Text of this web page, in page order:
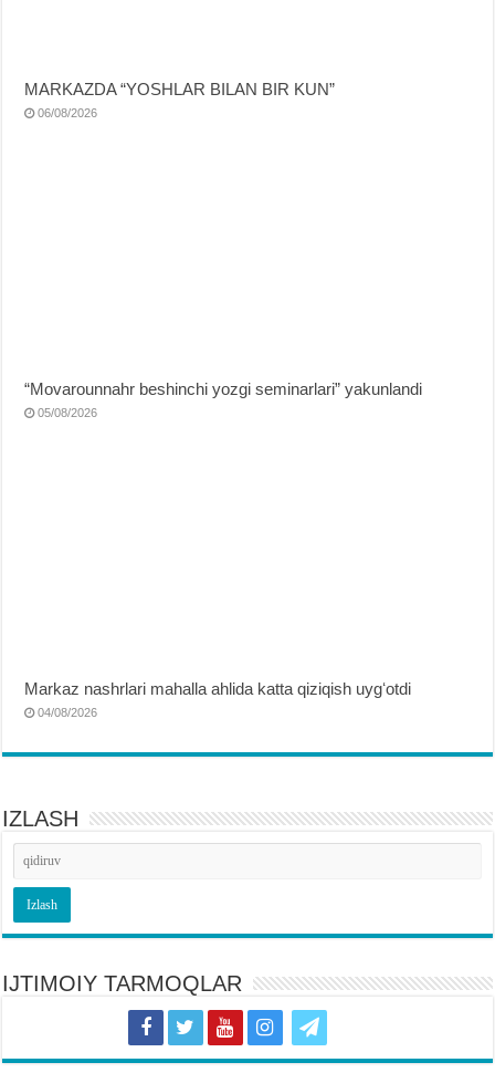
MARKAZDA “YOSHLAR BILAN BIR KUN”
06/08/2026
“Movarounnahr beshinchi yozgi seminarlari” yakunlandi
05/08/2026
Markaz nashrlari mahalla ahlida katta qiziqish uygʻotdi
04/08/2026
IZLASH
IJTIMOIY TARMOQLAR